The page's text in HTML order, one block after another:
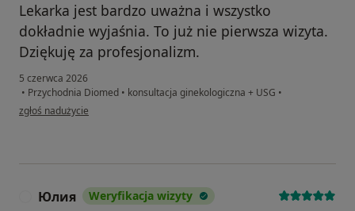
Lekarka jest bardzo uważna i wszystko
dokładnie wyjaśnia. To już nie pierwsza wizyta.
Dziękuję za profesjonalizm.
5 czerwca 2026
• Przychodnia Diomed • konsultacja ginekologiczna + USG •
w opinii użytkownika Nataliia G
zgłoś nadużycie
Юлия Weryfikacja wizyty